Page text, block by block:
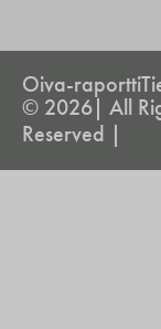
Oiva-raportti
© 2026| All
Reserved |